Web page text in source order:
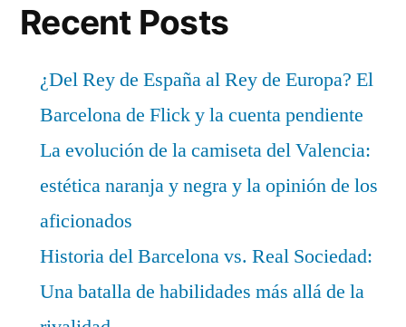
Recent Posts
¿Del Rey de España al Rey de Europa? El
Barcelona de Flick y la cuenta pendiente
La evolución de la camiseta del Valencia:
estética naranja y negra y la opinión de los
aficionados
Historia del Barcelona vs. Real Sociedad:
Una batalla de habilidades más allá de la